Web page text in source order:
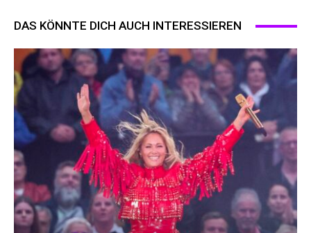
DAS KÖNNTE DICH AUCH INTERESSIEREN